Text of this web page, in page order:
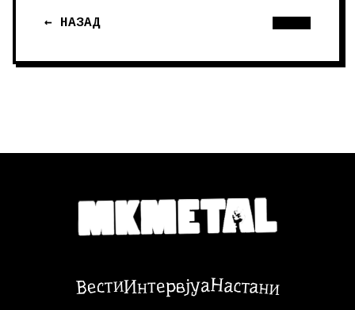
← НАЗАД
ВестиИнтервјуаНастани